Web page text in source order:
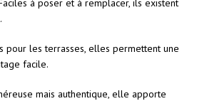
pour les terrasses, elles permettent une
facile.
mais authentique, elle apporte